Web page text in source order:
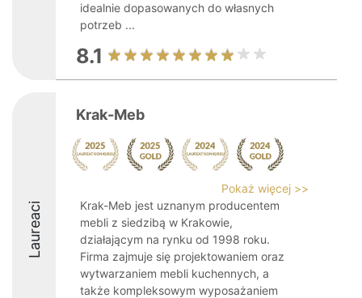
idealnie dopasowanych do własnych
potrzeb ...
8.1
Laureaci
Krak-Meb
Pokaż więcej >>
Krak-Meb jest uznanym producentem
mebli z siedzibą w Krakowie,
działającym na rynku od 1998 roku.
Firma zajmuje się projektowaniem oraz
wytwarzaniem mebli kuchennych, a
także kompleksowym wyposażaniem